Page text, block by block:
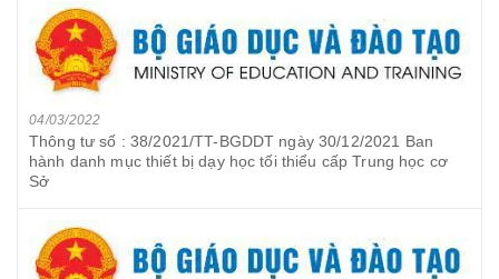
04/03/2022
Thông tư số : 38/2021/TT-BGDDT ngày 30/12/2021 Ban
hành danh mục thiết bị dạy học tối thiểu cấp Trung học cơ
Sở